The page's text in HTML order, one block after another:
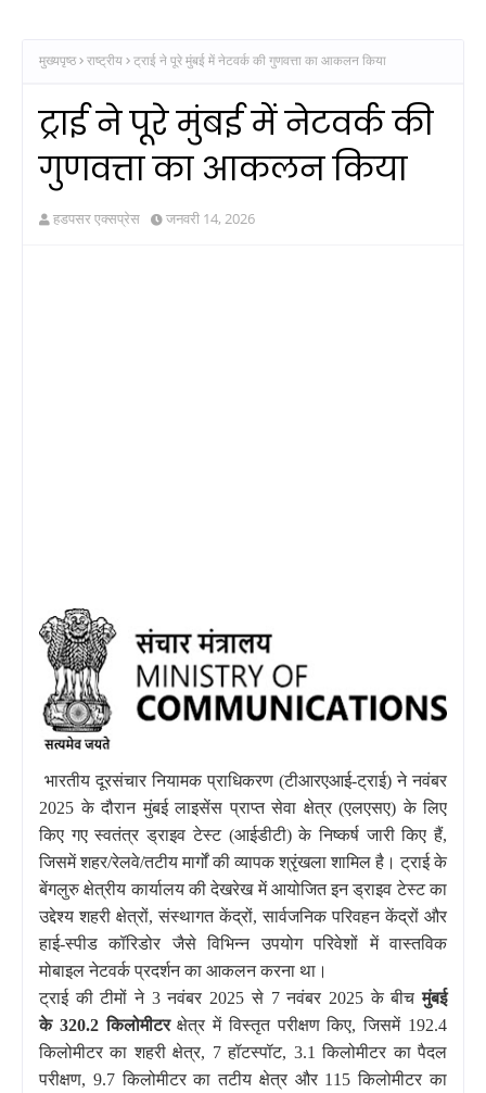
मुख्यपृष्ठ राष्ट्रीय ट्राई ने पूरे मुंबई में नेटवर्क की गुणवत्ता का आकलन किया
ट्राई ने पूरे मुंबई में नेटवर्क की
गुणवत्ता का आकलन किया
हडपसर एक्सप्रेस जनवरी 14, 2026
भारतीय दूरसंचार नियामक प्राधिकरण (टीआरएआई-ट्राई) ने नवंबर
2025 के दौरान मुंबई लाइसेंस प्राप्त सेवा क्षेत्र (एलएसए) के लिए
किए गए स्वतंत्र ड्राइव टेस्ट (आईडीटी) के निष्कर्ष जारी किए हैं,
जिसमें शहर/रेलवे/तटीय मार्गों की व्यापक श्रृंखला शामिल है। ट्राई के
बेंगलुरु क्षेत्रीय कार्यालय की देखरेख में आयोजित इन ड्राइव टेस्ट का
उद्देश्य शहरी क्षेत्रों, संस्थागत केंद्रों, सार्वजनिक परिवहन केंद्रों और
हाई-स्पीड कॉरिडोर जैसे विभिन्न उपयोग परिवेशों में वास्तविक
मोबाइल नेटवर्क प्रदर्शन का आकलन करना था।
ट्राई की टीमों ने 3 नवंबर 2025 से 7 नवंबर 2025 के बीच मुंबई
के 320.2 किलोमीटरक्षेत्र में विस्तृत परीक्षण किए, जिसमें 192.4
किलोमीटर का शहरी क्षेत्र, 7 हॉटस्पॉट, 3.1 किलोमीटर का पैदल
परीक्षण, 9.7 किलोमीटर का तटीय क्षेत्र और 115 किलोमीटर का